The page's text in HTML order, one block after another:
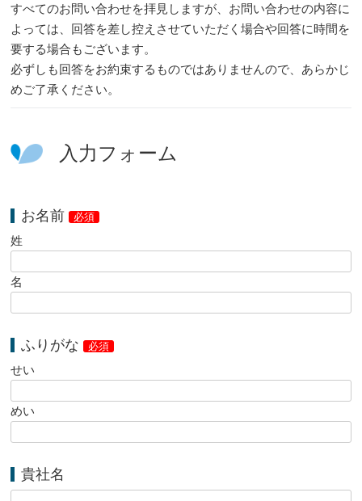
すべてのお問い合わせを拝見しますが、お問い合わせの内容に
よっては、回答を差し控えさせていただく場合や回答に時間を
要する場合もございます。
必ずしも回答をお約束するものではありませんので、あらかじ
めご了承ください。
入力フォーム
お名前 必須
姓
名
ふりがな 必須
せい
めい
貴社名